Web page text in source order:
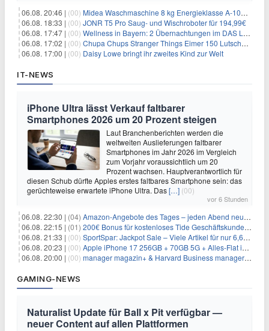
06.08. 20:46 | (00) Midea Waschmaschine 8 kg Energieklasse A-10% 1400 U/Min für 289,97€
06.08. 18:33 | (00) JONR T5 Pro Saug- und Wischroboter für 194,99€
06.08. 17:47 | (00) Wellness in Bayern: 2 Übernachtungen im DAS LUDWIG Sports Resort inkl. HP + Wellness ab 174€ p.P.
06.08. 17:02 | (00) Chupa Chups Stranger Things Eimer 150 Lutscher für 21,95€
06.08. 17:00 | (00) Daisy Lowe bringt ihr zweites Kind zur Welt
IT-NEWS
iPhone Ultra lässt Verkauf faltbarer
Smartphones 2026 um 20 Prozent steigen
Laut Branchenberichten werden die
weltweiten Auslieferungen faltbarer
Smartphones im Jahr 2026 im Vergleich
zum Vorjahr voraussichtlich um 20
Prozent wachsen. Hauptverantwortlich für
diesen Schub dürfte Apples erstes faltbares Smartphone sein: das
gerüchteweise erwartete iPhone Ultra. Das[…] (00)
vor 6 Stunden
06.08. 22:30 | (04) Amazon-Angebote des Tages – jeden Abend neue Deals zum Stöbern
06.08. 22:15 | (01) 200€ Bonus für kostenloses Tide Geschäftskundenkonto
06.08. 21:33 | (00) SportSpar: Jackpot Sale – Viele Artikel für nur 6,66€ – nur 48 Stunden
06.08. 20:23 | (00) Apple iPhone 17 256GB + 70GB 5G + Alles-Flat im Vodafone-Netz für 34,99€/Monat – eff. 4,65€/Monat
06.08. 20:00 | (00) manager magazin+ & Harvard Business manager+ Digital-Kombi-Abo 1 Monat kostenlos
GAMING-NEWS
Naturalist Update für Ball x Pit verfügbar —
neuer Content auf allen Plattformen